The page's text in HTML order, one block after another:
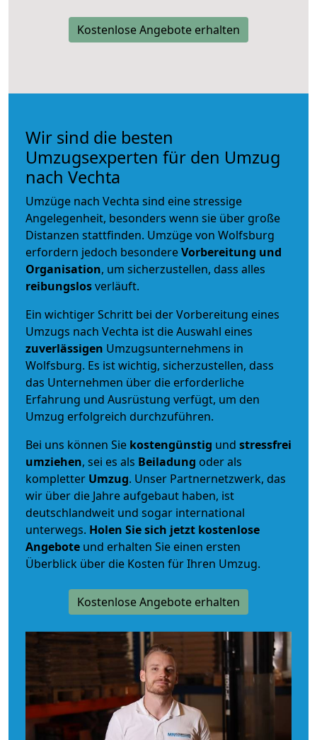
Kostenlose Angebote erhalten
Wir sind die besten
Umzugsexperten für den Umzug
nach Vechta
Umzüge nach Vechta sind eine stressige
Angelegenheit, besonders wenn sie über große
Distanzen stattfinden. Umzüge von Wolfsburg
erfordern jedoch besondereVorbereitung und
Organisation, um sicherzustellen, dass alles
reibungslosverläuft.
Ein wichtiger Schritt bei der Vorbereitung eines
Umzugs nach Vechta ist die Auswahl eines
zuverlässigen Umzugsunternehmens in
Wolfsburg. Es ist wichtig, sicherzustellen, dass
das Unternehmen über die erforderliche
Erfahrung und Ausrüstung verfügt, um den
Umzug erfolgreich durchzuführen.
Bei uns können Sie kostengünstig und stressfrei
umziehen, sei es als Beiladung oder als
kompletter Umzug. Unser Partnernetzwerk, das
wir über die Jahre aufgebaut haben, ist
deutschlandweit und sogar international
unterwegs. Holen Sie sich jetzt kostenlose
Angebote und erhalten Sie einen ersten
Überblick über die Kosten für Ihren Umzug.
Kostenlose Angebote erhalten